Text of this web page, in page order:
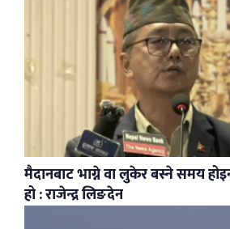
मैदानबाट भाग्ने वा लुकेर बस्ने समय
हो : राजेन्द्र लिङदेन